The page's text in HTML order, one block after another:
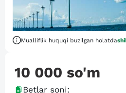
Mualliflik huquqi buzilgan holatda
10 000 so'm
Betlar soni: